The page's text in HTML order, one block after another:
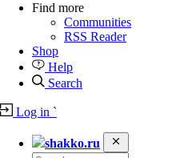
Find more
Communities
RSS Reader
Shop
Help
Search
Log in `
shakko.ru